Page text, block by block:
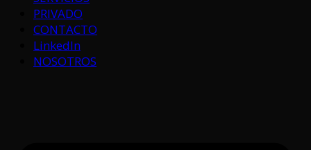
PRIVADO
CONTACTO
LinkedIn
NOSOTROS